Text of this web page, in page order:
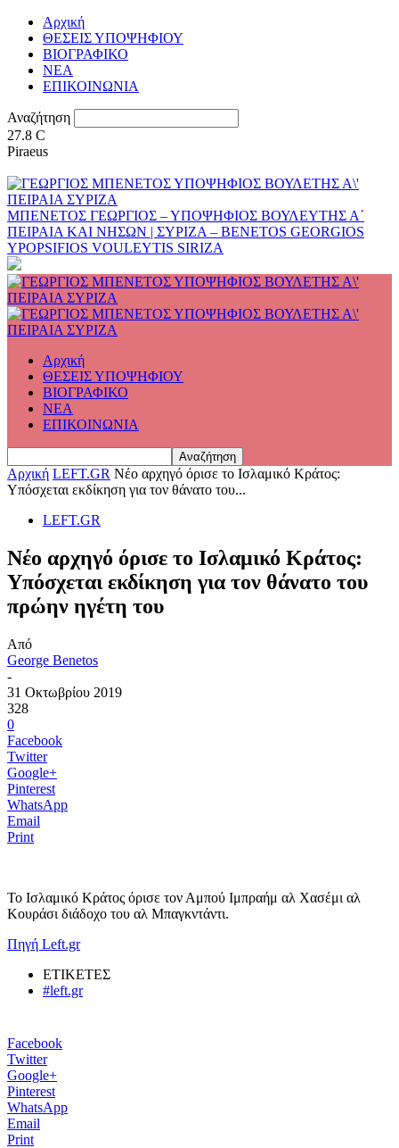
Αρχική
ΘΕΣΕΙΣ ΥΠΟΨΗΦΙΟΥ
ΒΙΟΓΡΑΦΙΚΟ
ΝΕΑ
ΕΠΙΚΟΙΝΩΝΙΑ
Αναζήτηση
27.8 C
Piraeus
ΜΠΕΝΕΤΟΣ ΓΕΩΡΓΙΟΣ – ΥΠΟΨΗΦΙΟΣ ΒΟΥΛΕΥΤΗΣ Α΄
ΠΕΙΡΑΙΑ ΚΑΙ ΝΗΣΩΝ | ΣΥΡΙΖΑ – BENETOS GEORGIOS
YPOPSIFIOS VOULEYTIS SIRIZA
Αρχική
ΘΕΣΕΙΣ ΥΠΟΨΗΦΙΟΥ
ΒΙΟΓΡΑΦΙΚΟ
ΝΕΑ
ΕΠΙΚΟΙΝΩΝΙΑ
Αρχική LEFT.GR Νέο αρχηγό όρισε το Ισλαμικό Κράτος:
Υπόσχεται εκδίκηση για τον θάνατο του...
LEFT.GR
Νέο αρχηγό όρισε το Ισλαμικό Κράτος:
Υπόσχεται εκδίκηση για τον θάνατο του
πρώην ηγέτη του
Από
George Benetos
-
31 Οκτωβρίου 2019
328
0
Facebook
Twitter
Google+
Pinterest
WhatsApp
Email
Print
Το Ισλαμικό Κράτος όρισε τον Αμπού Ιμπραήμ αλ Χασέμι αλ
Κουράσι διάδοχο του αλ Μπαγκντάντι.
Πηγή Left.gr
ΕΤΙΚΕΤΕΣ
#left.gr
Facebook
Twitter
Google+
Pinterest
WhatsApp
Email
Print